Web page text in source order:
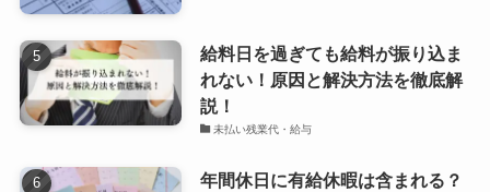
給料日を過ぎても給料が振り込ま
れない！原因と解決方法を徹底解
説！
未払い残業代・給与
年間休日に有給休暇は含まれる？